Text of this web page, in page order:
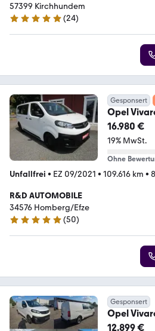
57399 Kirchhundem
5 Sterne
(24)
Gesponsert
Opel
SITZER/
HK..
16.980 €
19% MwSt.
Ohne
Unfallfrei • EZ 09/2021 • 109.616 km •
R&D AUTOMOBILE
34576 Homberg/Efze
5 Sterne
(50)
Gesponsert
Opel
12.899 €